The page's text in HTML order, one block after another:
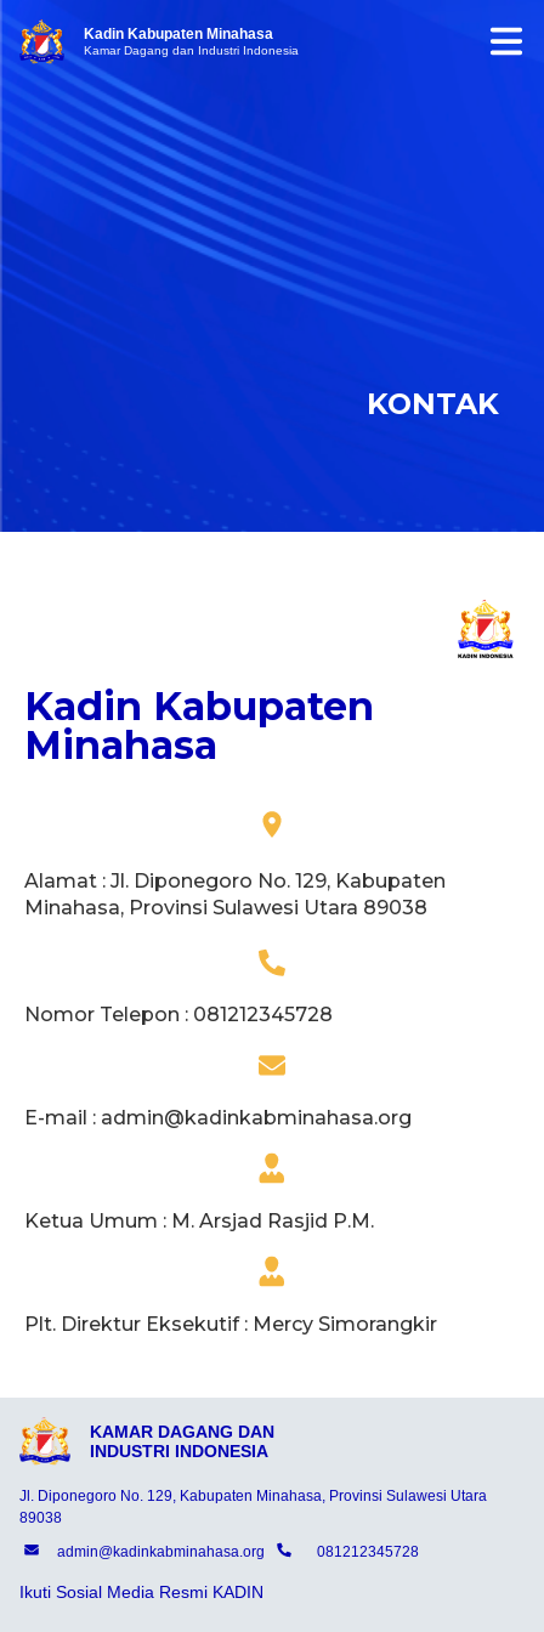
Kadin Kabupaten Minahasa
Kamar Dagang dan Industri Indonesia
KONTAK
Kadin Kabupaten
Minahasa
Alamat : Jl. Diponegoro No. 129, Kabupaten
Minahasa, Provinsi Sulawesi Utara 89038
Nomor Telepon : 081212345728
E-mail : admin@kadinkabminahasa.org
Ketua Umum : M. Arsjad Rasjid P.M.
Plt. Direktur Eksekutif : Mercy Simorangkir
KAMAR DAGANG DAN
INDUSTRI INDONESIA
Jl. Diponegoro No. 129, Kabupaten Minahasa, Provinsi Sulawesi Utara
89038
admin@kadinkabminahasa.org
081212345728
Ikuti Sosial Media Resmi KADIN